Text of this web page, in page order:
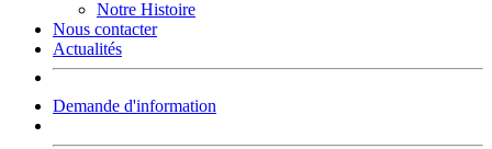
Notre Histoire
Nous contacter
Actualités
Demande d'information